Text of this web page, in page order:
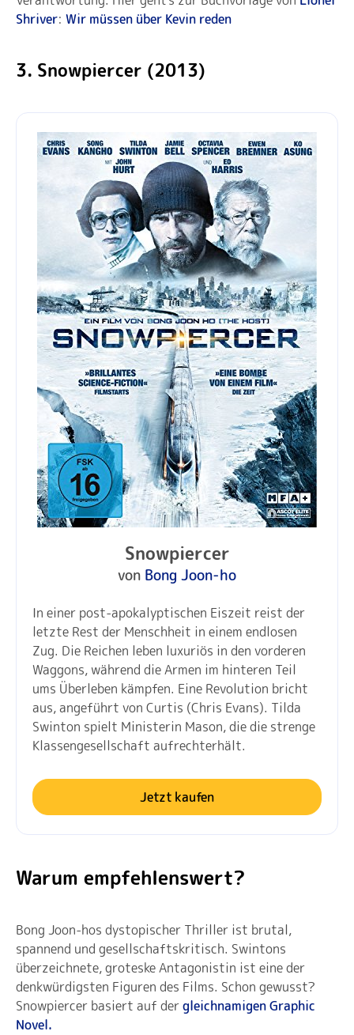
Shriver: Wir müssen über Kevin reden
3. Snowpiercer (2013)
Snowpiercer
von Bong Joon-ho
In einer post-apokalyptischen Eiszeit reist der
letzte Rest der Menschheit in einem endlosen
Zug. Die Reichen leben luxuriös in den vorderen
Waggons, während die Armen im hinteren Teil
ums Überleben kämpfen. Eine Revolution bricht
aus, angeführt von Curtis (Chris Evans). Tilda
Swinton spielt Ministerin Mason, die die strenge
Klassengesellschaft aufrechterhält.
Jetzt kaufen
Warum empfehlenswert?
Bong Joon-hos dystopischer Thriller ist brutal,
spannend und gesellschaftskritisch. Swintons
überzeichnete, groteske Antagonistin ist eine der
denkwürdigsten Figuren des Films. Schon gewusst?
Snowpiercer basiert auf dergleichnamigen Graphic
Novel.